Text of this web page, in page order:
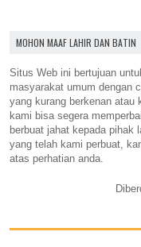
MOHON MAAF LAHIR DAN BATIN
Situs Web ini bertujuan
masyarakat umum dengan
yang kurang berkenan atau
kami bisa segera
berbuat jahat kepada pihak
yang telah kami perbuat,
atas perhatian anda.